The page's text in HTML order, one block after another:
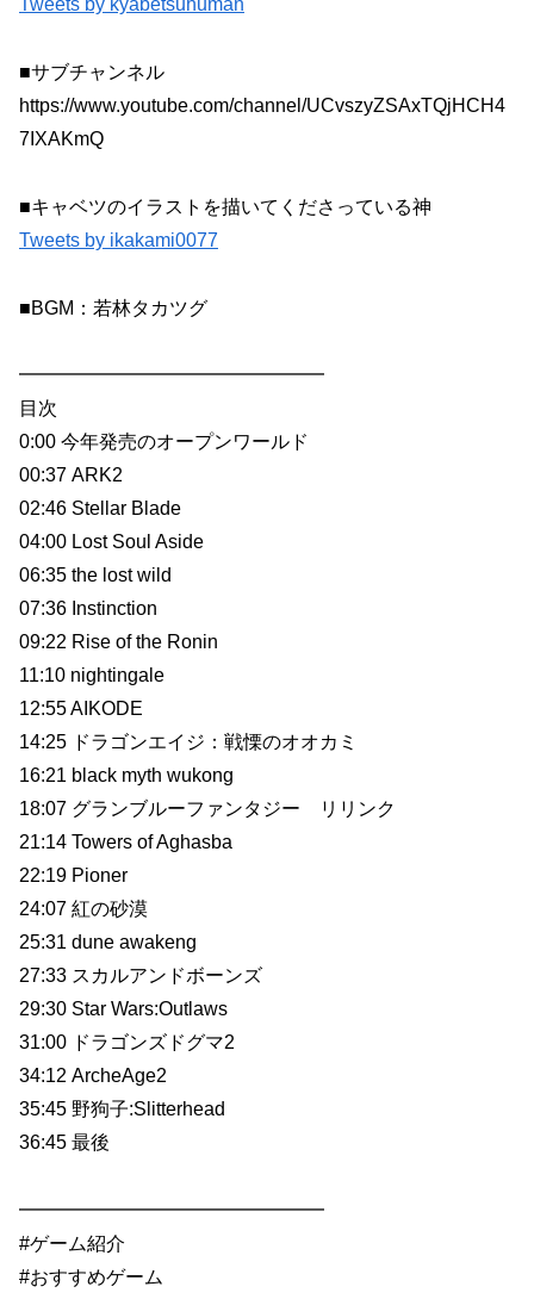
Tweets by kyabetsuhuman
■サブチャンネル
https://www.youtube.com/channel/UCvszyZSAxTQjHCH4
7IXAKmQ
■キャベツのイラストを描いてくださっている神
Tweets by ikakami0077
■BGM：若林タカツグ
━━━━━━━━━━━━━━━━
目次
0:00 今年発売のオープンワールド
00:37 ARK2
02:46 Stellar Blade
04:00 Lost Soul Aside
06:35 the lost wild
07:36 Instinction
09:22 Rise of the Ronin
11:10 nightingale
12:55 AIKODE
14:25 ドラゴンエイジ：戦慄のオオカミ
16:21 black myth wukong
18:07 グランブルーファンタジー リリンク
21:14 Towers of Aghasba
22:19 Pioner
24:07 紅の砂漠
25:31 dune awakeng
27:33 スカルアンドボーンズ
29:30 Star Wars:Outlaws
31:00 ドラゴンズドグマ2
34:12 ArcheAge2
35:45 野狗子:Slitterhead
36:45 最後
━━━━━━━━━━━━━━━━
#ゲーム紹介
#おすすめゲーム